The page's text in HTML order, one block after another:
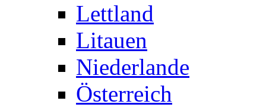
Lettland
Litauen
Niederlande
Österreich